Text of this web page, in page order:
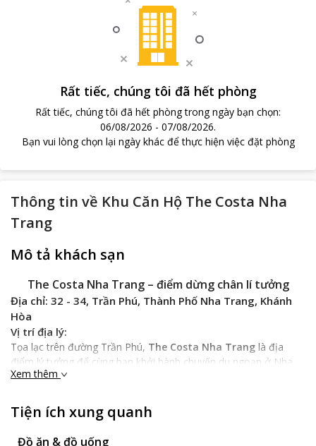
Rất tiếc, chúng tôi đã hết phòng
Rất tiếc, chúng tôi đã hết phòng trong ngày bạn chọn:
06/08/2026 - 07/08/2026.
Bạn vui lòng chọn lại ngày khác để thực hiện việc đặt phòng
Thông tin về Khu Căn Hộ The Costa Nha
Trang
Mô tả khách sạn
The Costa Nha Trang – điểm dừng chân lí tưởng
Địa chỉ: 32 - 34, Trần Phú, Thành Phố Nha Trang, Khánh
Hòa
Vị trí địa lý:
Tọa lạc trên đường Trần Phú, The Costa Nha Trang là địa
điểm lý tưởng để cùng bạn khởi hành chuyến du ngoạn ở Nha
Trang. Từ trung tâm thành phố hoặc ga Nha Trang bạn chỉ cần
Trang rất gần các siêu thị, nhà hàng, quán bar …và cách khu du
lịch Vinpearland 2,5 km; sân bay Cam Ranh gần 38 km.
Đặc điểm khách sạn:
Xem thêm
Tiện ích xung quanh
Đồ ăn & đồ uống